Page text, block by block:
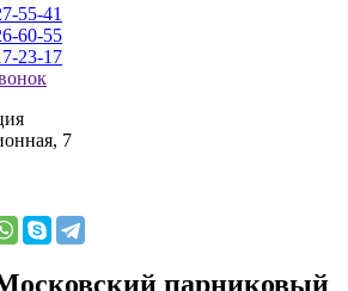
55-41
60-55
23-17
7
парниковый